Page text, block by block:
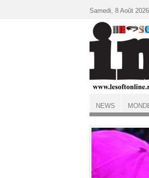
ACCUEIL
Samedi, 8 Août 2026
NEWS